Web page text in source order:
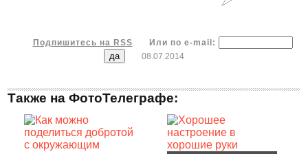
Подпишитесь на RSS
Или по e-mail:
08.07.2014
Также на ФотоТелеграфе: